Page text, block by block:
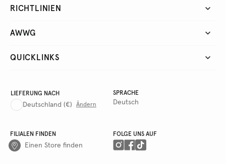
RICHTLINIEN
AWWG
QUICKLINKS
LIEFERUNG NACH
Deutschland (€) Ändern
SPRACHE
Deutsch
FILIALEN FINDEN
Einen Store finden
FOLGE UNS AUF